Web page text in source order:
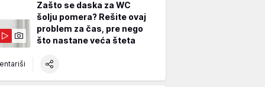
Zašto se daska za WC
šolju pomera? Rešite ovaj
problem za čas, pre nego
što nastane veća šteta